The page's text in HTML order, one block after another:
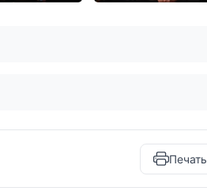
Печать